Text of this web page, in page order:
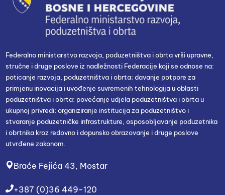
Federalno ministarstvo razvoja, poduzetništva i obrta vrši upravne,
stručne i druge poslove iz nadležnosti Federacije koji se odnose na:
poticanje razvoja, poduzetništva i obrta; davanje potpore za
primjenu inovacija i uvođenje suvremenih tehnologija u oblasti
poduzetništva i obrta; povećanje udjela poduzetništva i obrta u
ukupnoj privredi; organiziranje institucija za poduzetništvo i
stvaranje poduzetničke infrastrukture, osposobljavanje poduzetnika
i obrtnika kroz redovno i dopunsko obrazovanje i druge poslove
utvrđene zakonom.
Braće Fejića 43, Mostar
+387 (0)36 449-120